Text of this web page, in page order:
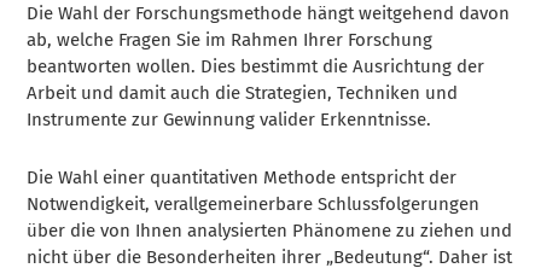
Die Wahl der Forschungsmethode hängt weitgehend davon
ab, welche Fragen Sie im Rahmen Ihrer Forschung
beantworten wollen. Dies bestimmt die Ausrichtung der
Arbeit und damit auch die Strategien, Techniken und
Instrumente zur Gewinnung valider Erkenntnisse.
Die Wahl einer quantitativen Methode entspricht der
Notwendigkeit, verallgemeinerbare Schlussfolgerungen
über die von Ihnen analysierten Phänomene zu ziehen und
nicht über die Besonderheiten ihrer „Bedeutung“. Daher ist